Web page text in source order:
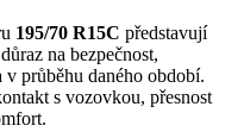
195/70 R15C představují
na bezpečnost,
průběhu daného období.
s vozovkou, přesnost